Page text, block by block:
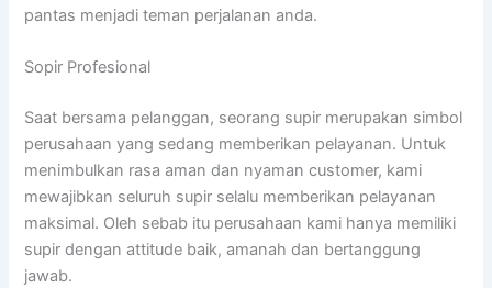
pantas menjadi teman perjalanan anda.
Sopir Profesional
Saat bersama pelanggan, seorang supir merupakan simbol
perusahaan yang sedang memberikan pelayanan. Untuk
menimbulkan rasa aman dan nyaman customer, kami
mewajibkan seluruh supir selalu memberikan pelayanan
maksimal. Oleh sebab itu perusahaan kami hanya memiliki
supir dengan attitude baik, amanah dan bertanggung
jawab.